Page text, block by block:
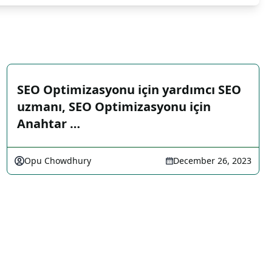
SEO Optimizasyonu için yardımcı SEO
uzmanı, SEO Optimizasyonu için
Anahtar …
Opu Chowdhury December 26, 2023